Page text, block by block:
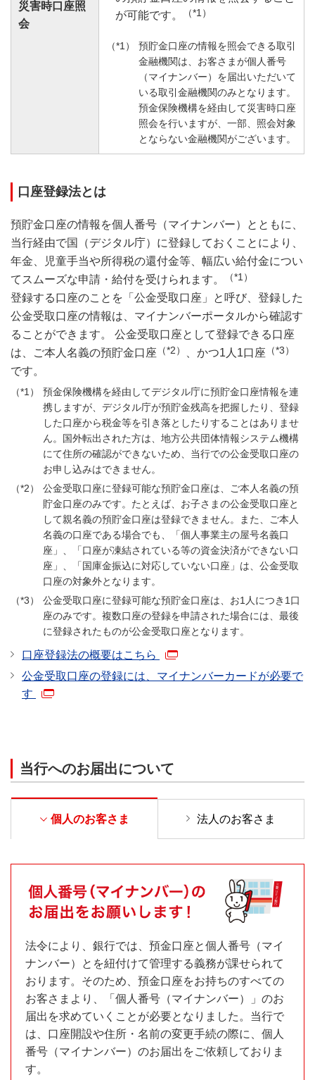
災害時口座照
会
が可能です。
（*1）
預貯金口座の情報を照会できる取引
金融機関は、お客さまが個人番号
（マイナンバー）を届出いただいて
いる取引金融機関のみとなります。
預金保険機構を経由して災害時口座
照会を行いますが、一部、照会対象
とならない金融機関がございます。
口座登録法とは
預貯金口座の情報を個人番号（マイナンバー）とともに、
当行経由で国（デジタル庁）に登録しておくことにより、
年金、児童手当や所得税の還付金等、幅広い給付金につい
てスムーズな申請・給付を受けられます。
（*1）
登録する口座のことを「公金受取口座」と呼び、登録した
公金受取口座の情報は、マイナンバーポータルから確認す
ることができます。 公金受取口座として登録できる口座
は、ご本人名義の預貯金口座 （*2） 、かつ1人1口座 （*3）
です。
預金保険機構を経由してデジタル庁に預貯金口座情報を連
携しますが、デジタル庁が預貯金残高を把握したり、登録
した口座から税金等を引き落としたりすることはありませ
ん。国外転出された方は、地方公共団体情報システム機構
にて住所の確認ができないため、当行での公金受取口座の
お申し込みはできません。
公金受取口座に登録可能な預貯金口座は、ご本人名義の預
貯金口座のみです。たとえば、お子さまの公金受取口座と
して親名義の預貯金口座は登録できません。また、ご本人
名義の口座である場合でも、「個人事業主の屋号名義口
座」、「口座が凍結されている等の資金決済ができない口
座」、「国庫金振込に対応していない口座」は、公金受取
口座の対象外となります。
公金受取口座に登録可能な預貯金口座は、お1人につき1口
座のみです。複数口座の登録を申請された場合には、最後
に登録されたものが公金受取口座となります。
口座登録法の概要はこちら
公金受取口座の登録には、マイナンバーカードが必要で
す
当行へのお届出について
個人のお客さま 法人のお客さま
法令により、銀行では、預金口座と個人番号（マイ
ナンバー）とを紐付けて管理する義務が課せられて
おります。そのため、預金口座をお持ちのすべての
お客さまより、「個人番号（マイナンバー）」のお
届出を求めていくことが必要となりました。当行で
は、口座開設や住所・名前の変更手続の際に、個人
番号（マイナンバー）のお届出をご依頼しておりま
す。